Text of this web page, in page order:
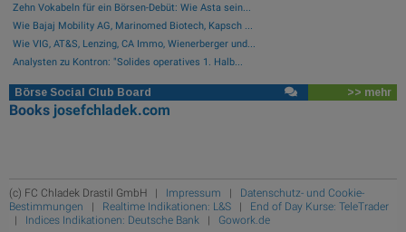
Zehn Vokabeln für ein Börsen-Debüt: Wie Asta sein...
Wie Bajaj Mobility AG, Marinomed Biotech, Kapsch ...
Wie VIG, AT&S, Lenzing, CA Immo, Wienerberger und...
Analysten zu Kontron: "Solides operatives 1. Halb...
Börse Social Club Board >> mehr
Books josefchladek.com
(c) FC Chladek Drastil GmbH | Impressum | Datenschutz- und Cookie-
Bestimmungen | Realtime Indikationen: L&S | End of Day Kurse: TeleTrader
| Indices Indikationen: Deutsche Bank | Gowork.de